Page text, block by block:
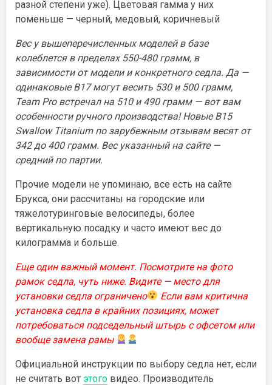
разной степени уже). Цветовая гамма у них
поменьше — черный, медовый, коричневый
Вес у вышеперечисленных моделей в базе
колеблется в пределах 550-480 грамм, в
зависимости от модели и конкретного седла. Да —
одинаковые B17 могут весить 530 и 500 грамм,
Team Pro встречал на 510 и 490 грамм — вот вам
особенности ручного производства! Новые B15
Swallow Titanium по зарубежным отзывам весят от
342 до 400 грамм. Вес указанный на сайте —
средний по партии.
Прочие модели не упоминаю, все есть на сайте
Брукса, они рассчитаны на городские или
тяжелотуринговые велосипеды, более
вертикальную посадку и часто имеют вес до
килограмма и больше.
Еще один важный момент. Посмотрите на фото
рамок седла, чуть ниже. Видите — место для
установки седла ограничено
Если вам критична
установка седла в крайних позициях, может
потребоваться подседельный штырь с офсетом или
вообще замена рамы
Официальной инструкции по выбору седла нет, если
не считать вот этого видео. Производитель